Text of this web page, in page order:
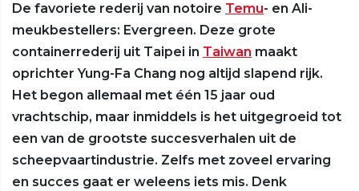
De favoriete rederij van notoire Temu- en Ali-
meukbestellers: Evergreen. Deze grote
containerrederij uit Taipei in Taiwan maakt
oprichter Yung-Fa Chang nog altijd slapend rijk.
Het begon allemaal met één 15 jaar oud
vrachtschip, maar inmiddels is het uitgegroeid tot
een van de grootste succesverhalen uit de
scheepvaartindustrie. Zelfs met zoveel ervaring
en succes gaat er weleens iets mis. Denk